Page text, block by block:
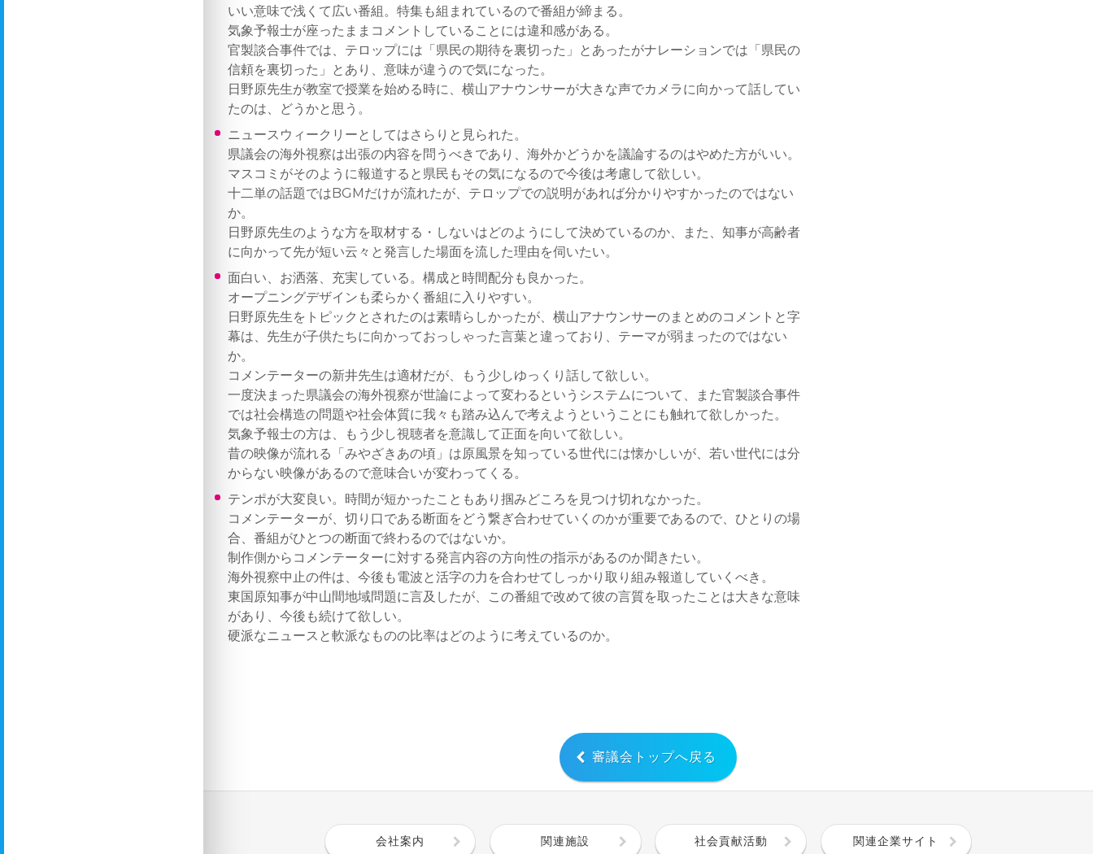
いい意味で浅くて広い番組。特集も組まれているので番組が締まる。
気象予報士が座ったままコメントしていることには違和感がある。
官製談合事件では、テロップには「県民の期待を裏切った」とあったがナレーションでは「県民の
信頼を裏切った」とあり、意味が違うので気になった。
日野原先生が教室で授業を始める時に、横山アナウンサーが大きな声でカメラに向かって話してい
たのは、どうかと思う。
ニュースウィークリーとしてはさらりと見られた。
県議会の海外視察は出張の内容を問うべきであり、海外かどうかを議論するのはやめた方がいい。
マスコミがそのように報道すると県民もその気になるので今後は考慮して欲しい。
十二単の話題ではBGMだけが流れたが、テロップでの説明があれば分かりやすかったのではない
か。
日野原先生のような方を取材する・しないはどのようにして決めているのか、また、知事が高齢者
に向かって先が短い云々と発言した場面を流した理由を伺いたい。
面白い、お洒落、充実している。構成と時間配分も良かった。
オープニングデザインも柔らかく番組に入りやすい。
日野原先生をトピックとされたのは素晴らしかったが、横山アナウンサーのまとめのコメントと字
幕は、先生が子供たちに向かっておっしゃった言葉と違っており、テーマが弱まったのではない
か。
コメンテーターの新井先生は適材だが、もう少しゆっくり話して欲しい。
一度決まった県議会の海外視察が世論によって変わるというシステムについて、また官製談合事件
では社会構造の問題や社会体質に我々も踏み込んで考えようということにも触れて欲しかった。
気象予報士の方は、もう少し視聴者を意識して正面を向いて欲しい。
昔の映像が流れる「みやざきあの頃」は原風景を知っている世代には懐かしいが、若い世代には分
からない映像があるので意味合いが変わってくる。
テンポが大変良い。時間が短かったこともあり掴みどころを見つけ切れなかった。
コメンテーターが、切り口である断面をどう繋ぎ合わせていくのかが重要であるので、ひとりの場
合、番組がひとつの断面で終わるのではないか。
制作側からコメンテーターに対する発言内容の方向性の指示があるのか聞きたい。
海外視察中止の件は、今後も電波と活字の力を合わせてしっかり取り組み報道していくべき。
東国原知事が中山間地域問題に言及したが、この番組で改めて彼の言質を取ったことは大きな意味
があり、今後も続けて欲しい。
硬派なニュースと軟派なものの比率はどのように考えているのか。
審議会トップへ戻る
会社案内 関連施設 社会貢献活動 関連企業サイト